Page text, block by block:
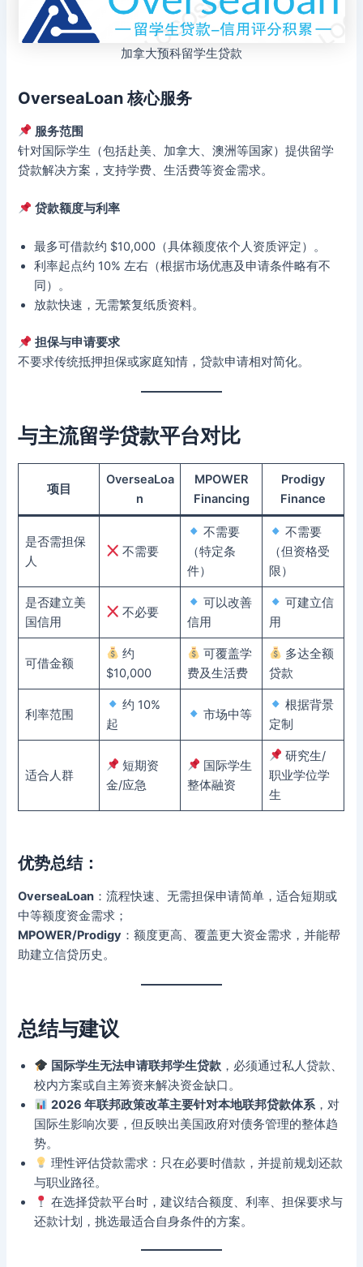
加拿大预科留学生贷款
OverseaLoan 核心服务
服务范围
针对国际学生（包括赴美、加拿大、澳洲等国家）提供留学
贷款解决方案，支持学费、生活费等资金需求。
贷款额度与利率
最多可借款约 $10,000（具体额度依个人资质评定）。
利率起点约 10% 左右（根据市场优惠及申请条件略有不
同）。
放款快速，无需繁复纸质资料。
担保与申请要求
不要求传统抵押担保或家庭知情，贷款申请相对简化。
与主流留学贷款平台对比
项目
OverseaLoa
n
MPOWER
Financing
Prodigy
Finance
是否需担保
人
不需要
不需要
（特定条
件）
不需要
（但资格受
限）
是否建立美
国信用
不必要
可以改善
信用
可建立信
用
可借金额
约
$10,000
可覆盖学
费及生活费
多达全额
贷款
利率范围
约 10%
起
市场中等
根据背景
定制
适合人群
短期资
金/应急
国际学生
整体融资
研究生/
职业学位学
生
优势总结：
OverseaLoan ：流程快速、无需担保申请简单，适合短期或
中等额度资金需求；
MPOWER/Prodigy ：额度更高、覆盖更大资金需求，并能帮
助建立信贷历史。
总结与建议
国际学生无法申请联邦学生贷款 ，必须通过私人贷款、
校内方案或自主筹资来解决资金缺口。
2026 年联邦政策改革主要针对本地联邦贷款体系，对
国际生影响次要，但反映出美国政府对债务管理的整体趋
势。
理性评估贷款需求：只在必要时借款，并提前规划还款
与职业路径。
在选择贷款平台时，建议结合额度、利率、担保要求与
还款计划，挑选最适合自身条件的方案。